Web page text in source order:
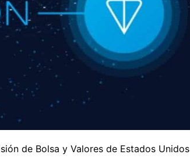
de Bolsa y Valores de Estados Unidos